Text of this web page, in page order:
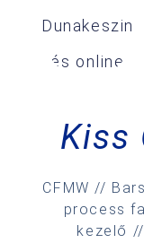
Kiss
CFMW //
process
kezelő